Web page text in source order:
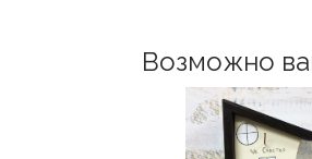
o
Возможно